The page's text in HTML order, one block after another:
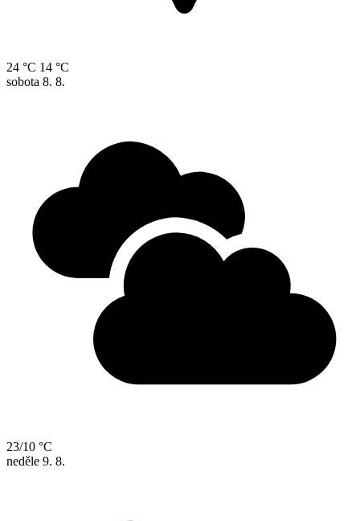
24 °C 14 °C
sobota 8. 8.
23/10 °C
neděle 9. 8.